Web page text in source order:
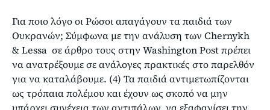
Για ποιο λόγο οι Ρώσοι απαγάγουν τα παιδιά των
Ουκρανών; Σύμφωνα με την ανάλυση των Chernykh
& Lessa σε άρθρο τους στην Washington Post πρέπει
να ανατρέξουμε σε ανάλογες πρακτικές στο παρελθόν
για να καταλάβουμε. (4) Τα παιδιά αντιμετωπίζονται
ως τρόπαια πολέμου και έχουν ως σκοπό να μην